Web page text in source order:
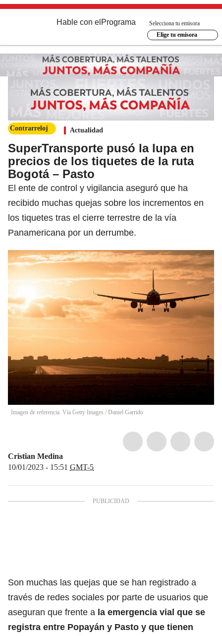
Hable con el Programa
Selecciona tu emisora
Elige tu emisora
Contrarreloj Actualidad
SuperTransporte pusó la lupa en
precios de los tiquetes de la ruta
Bogotá – Pasto
El ente de control y vigilancia aseguró que ha
recibido muchas quejas sobre los incrementos en
los tiquetes tras el cierre terrestre de la vía
Panamericana por un derrumbe.
Imagen de referencia. Vía Getty Images / Daniel Garrido
Cristian Medina
10/01/2023 - 15:51 GMT-5
Son muchas las quejas que se han registrado a
través de redes sociales por parte de usuarios que
aseguran que frente a la emergencia vial que se
registra entre Popayán y Pasto y que tienen